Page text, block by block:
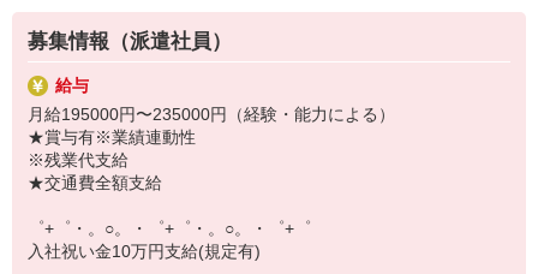
事務、経理、データ入力、コールセンター、受付
▼工場・製造・軽作業系
機械/食品製造・梱包・仕分け・加工・組立・検査
▼美容系
眉毛サロンのアイブロウ・ネイリスト・エステ
▼営業・販売
法人営業・アパレル販売・個別指導塾・人材紹介
▼人気案件も多数♪
短期・期間限定・オープニング・官公庁案件
上場/優良/大手企業など
【スマホ面接実施中】
満足度◎
■携帯やインターネット販売業務
docomo(ドコモ)/au(エーユー)・KDDI/softbank(ソフトバンク)など
の大手キャリアから
ワイモバイル(Y!mobille)、楽天モバイル、UQなど格安スマホまで幅
広く紹介可能♪
人気のApple（アップル）店舗もございます！
募集情報（派遣社員）
給与
月給195000円〜235000円（経験・能力による）
★賞与有※業績連動性
※残業代支給
★交通費全額支給
゜+゜・。○。・゜+゜・。○。・゜+゜
入社祝い金10万円支給(規定有)